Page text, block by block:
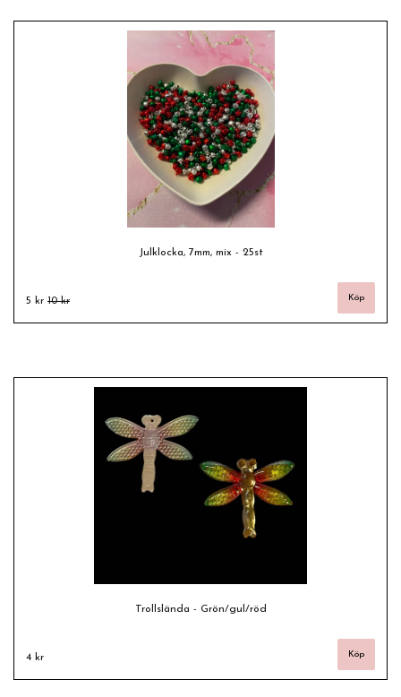
Julklocka, 7mm, mix - 25st
5 kr 10 kr
Trollslända - Grön/gul/röd
4 kr